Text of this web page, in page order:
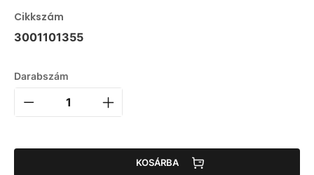
Cikkszám
3001101355
Darabszám
KOSÁRBA